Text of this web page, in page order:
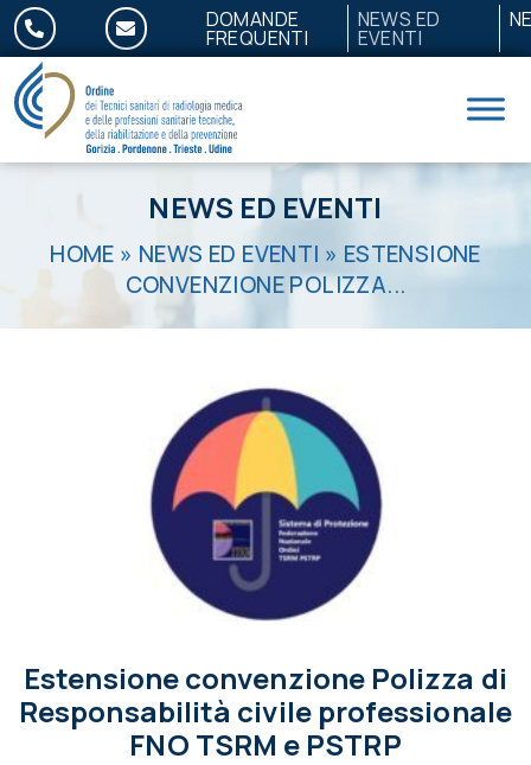
Salta al contenuto DOMANDE
FREQUENTI
NEWS ED
EVENTI
NEWS ED EVENTI
HOME » NEWS ED EVENTI » ESTENSIONE
CONVENZIONE POLIZZA...
Estensione convenzione Polizza di
Responsabilità civile professionale
FNO TSRM e PSTRP